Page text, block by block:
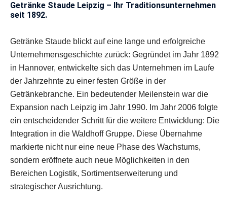
Getränke Staude Leipzig – Ihr Traditionsunternehmen
seit 1892.
Getränke Staude blickt auf eine lange und erfolgreiche
Unternehmensgeschichte zurück: Gegründet im Jahr 1892
in Hannover, entwickelte sich das Unternehmen im Laufe
der Jahrzehnte zu einer festen Größe in der
Getränkebranche. Ein bedeutender Meilenstein war die
Expansion nach Leipzig im Jahr 1990. Im Jahr 2006 folgte
ein entscheidender Schritt für die weitere Entwicklung: Die
Integration in die Waldhoff Gruppe. Diese Übernahme
markierte nicht nur eine neue Phase des Wachstums,
sondern eröffnete auch neue Möglichkeiten in den
Bereichen Logistik, Sortimentserweiterung und
strategischer Ausrichtung.